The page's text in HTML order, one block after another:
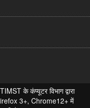
के कंप्यूटर विभाग द्वारा
3+, Chrome12+ में